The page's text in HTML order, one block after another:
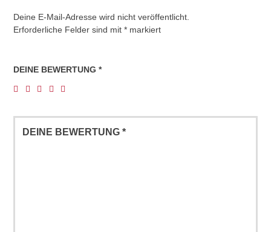
Deine E-Mail-Adresse wird nicht veröffentlicht.
Erforderliche Felder sind mit* markiert
DEINE BEWERTUNG*